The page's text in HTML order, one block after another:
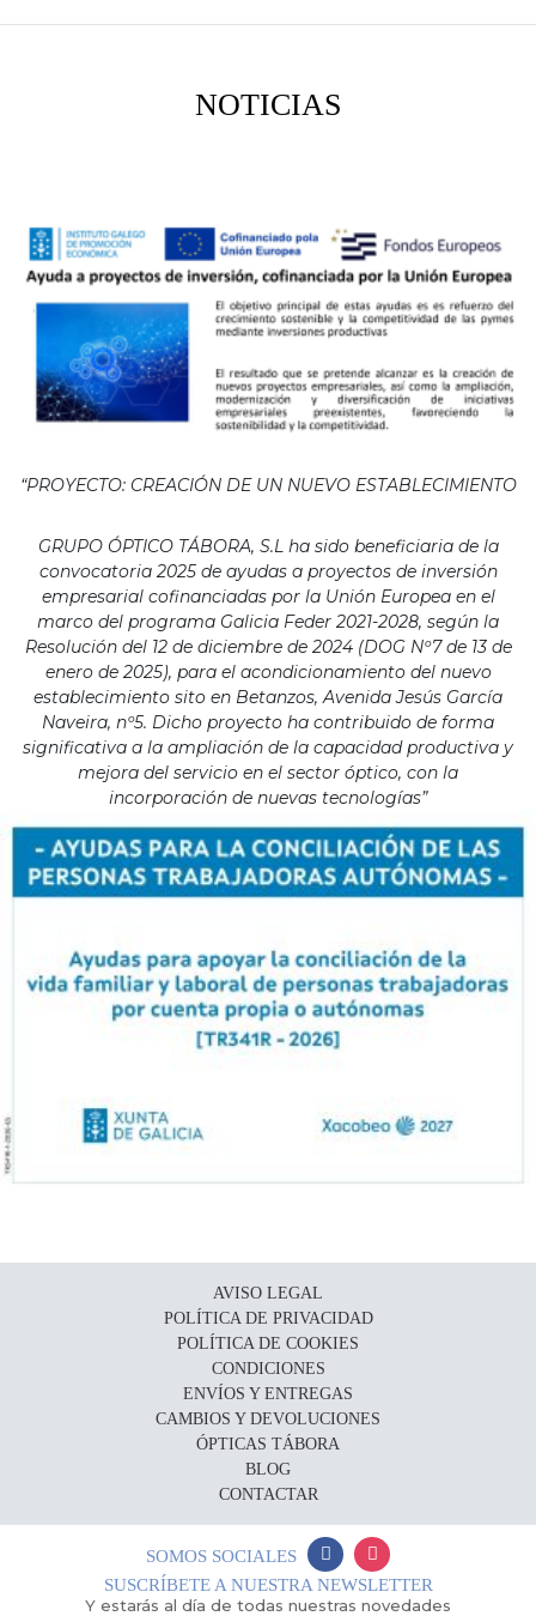
NOTICIAS
“PROYECTO: CREACIÓN DE UN NUEVO ESTABLECIMIENTO
GRUPO ÓPTICO TÁBORA, S.L ha sido beneficiaria de la
convocatoria 2025 de ayudas a proyectos de inversión
empresarial cofinanciadas por la Unión Europea en el
marco del programa Galicia Feder 2021-2028, según la
Resolución del 12 de diciembre de 2024 (DOG Nº7 de 13 de
enero de 2025), para el acondicionamiento del nuevo
establecimiento sito en Betanzos, Avenida Jesús García
Naveira, nº5. Dicho proyecto ha contribuido de forma
significativa a la ampliación de la capacidad productiva y
mejora del servicio en el sector óptico, con la
incorporación de nuevas tecnologías”
AVISO LEGAL
POLÍTICA DE PRIVACIDAD
POLÍTICA DE COOKIES
CONDICIONES
ENVÍOS Y ENTREGAS
CAMBIOS Y DEVOLUCIONES
ÓPTICAS TÁBORA
BLOG
CONTACTAR
SOMOS SOCIALES
SUSCRÍBETE A NUESTRA NEWSLETTER
Y estarás al día de todas nuestras novedades